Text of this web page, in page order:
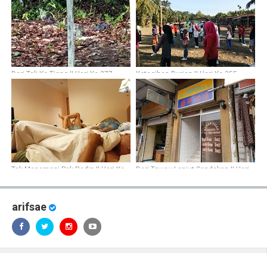
Dari Tali Ke Tiang || Hari Ke-377 Ketagihan Durian || Hari Ke-355
Tak Menemani Pak Radin || Hari Ke-
Dari Tawau Lanjut Sandakan || Hari
arifsae